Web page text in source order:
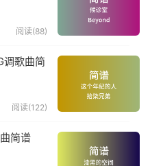
阅读(88)
调歌曲简
阅读(122)
简谱